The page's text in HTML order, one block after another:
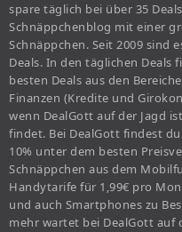
spare täglich bei über 35
Schnäppchenblog mit einer
Schnäppchen. Seit 2009 sind
Deals. In den täglichen
besten Deals aus den
Finanzen (Kredite und
wenn DealGott auf der Jagd
findet. Bei DealGott findest
10% unter dem besten
Schnäppchen aus dem
Handytarife für 1,99€ pro
und auch Smartphones zu
mehr wartet bei DealGott auf